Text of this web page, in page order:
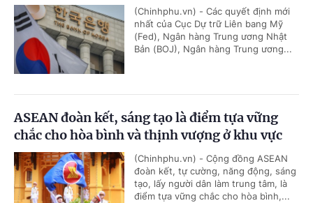
(Chinhphu.vn) - Các quyết định mới
nhất của Cục Dự trữ Liên bang Mỹ
(Fed), Ngân hàng Trung ương Nhật
Bản (BOJ), Ngân hàng Trung ương...
ASEAN đoàn kết, sáng tạo là điểm tựa vững
chắc cho hòa bình và thịnh vượng ở khu vực
(Chinhphu.vn) - Cộng đồng ASEAN
đoàn kết, tự cường, năng động, sáng
tạo, lấy người dân làm trung tâm, là
điểm tựa vững chắc cho hòa bình,...